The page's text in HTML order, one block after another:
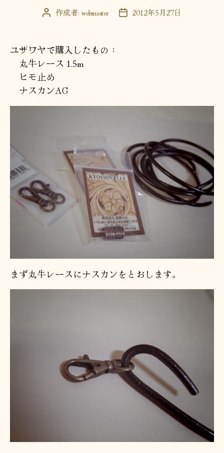
投 作成者: webmaster
投 2012年5月27日
ユザワヤで購入したもの：
丸牛レース 1.5m
ヒモ止め
ナスカンAG
まず丸牛レースにナスカンをとおします。